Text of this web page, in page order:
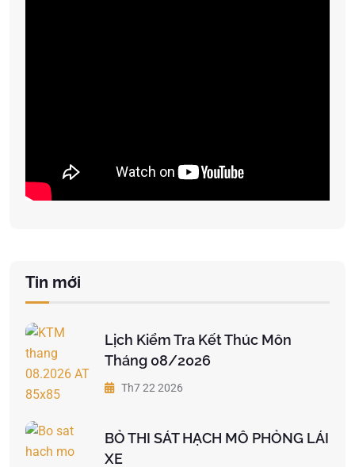
Tin mới
Lịch Kiểm Tra Kết Thúc Môn
Tháng 08/2026
Th7 22 2026
BỎ THI SÁT HẠCH MÔ PHỎNG LÁI
XE